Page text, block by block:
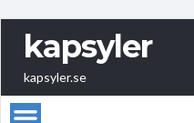
kapsyler
kapsyler.se